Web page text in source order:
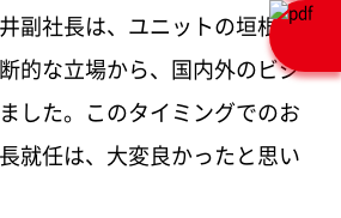
副社長は、ユニットの垣根を
的な立場から、国内外のビジ
した。このタイミングでのお
就任は、大変良かったと思い